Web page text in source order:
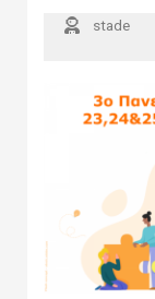
stade